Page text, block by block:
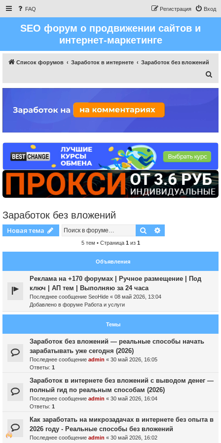
FAQ Вход
Регистрация
SEO форум о продвижении сайтов и
интернет-маркетинге
Список форумов Заработок в интернете
Заработок без вложений
Заработок без вложений
Новая тема Поиск
5 тем • Страница 1 из 1
Объявления
Реклама на +170 форумах | Ручное размещение | Под
ключ | АП тем | Выполняю за 24 часа
Последнее сообщение SeoHide « 08 май 2026, 13:04
Добавлено в форуме Работа и услуги
Темы
Заработок без вложений — реальные способы начать
зарабатывать уже сегодня (2026)
Последнее сообщение admin « 30 май 2026, 16:05
Ответы: 1
Заработок в интернете без вложений с выводом денег —
полный гид по реальным способам (2026)
Последнее сообщение admin « 30 май 2026, 16:04
Ответы: 1
Как заработать на микрозадачах в интернете без опыта в
2026 году - Реальные способы без вложений
Последнее сообщение admin « 30 май 2026, 16:02